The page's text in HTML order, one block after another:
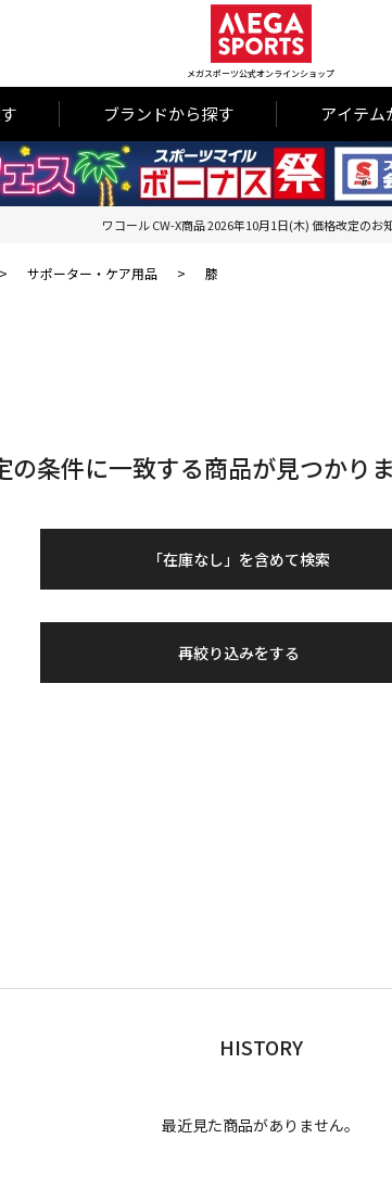
メガスポーツ公式オンラインショップ
ブランドから探す アイテム
ワコール CW-X商品 2026年10月1日(木) 価格改定のお
> サポーター・ケア用品 > 膝
の条件に一致する商品が見つかり
「在庫なし」を含めて検索
再絞り込みをする
HISTORY
最近見た商品がありません。